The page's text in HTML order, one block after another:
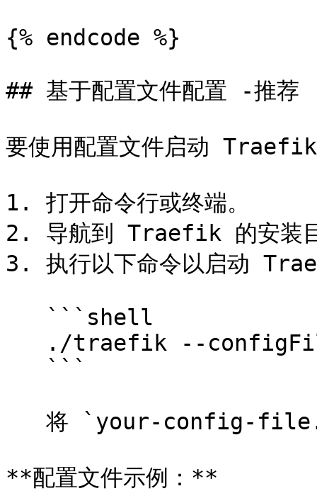
{% endcode %}
## 基于配置文件配置 -推荐
要使用配置文件启动 Traefik
1. 打开命令行或终端。
2. 导航到 Traefik 的安装
3. 执行以下命令以启动
**配置文件示例：**